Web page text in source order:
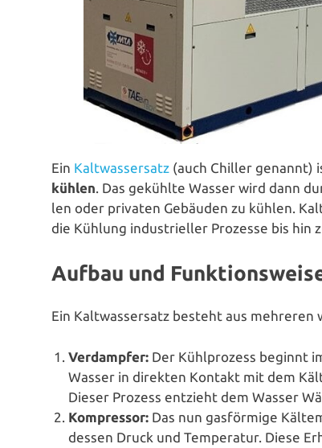
Ein Kalt­was­ser­satz (auch Chiller genannt)
kühlen . Das gekühlte Wasser wird dann
len oder privaten Gebäuden zu kühlen.
die Kühlung indus­tri­el­ler Prozesse bis hin
Aufbau und
Ein Kalt­was­ser­satz besteht aus
Ver­damp­fer: Der Kühl­pro­zess beginnt
Wasser in direkten Kontakt mit dem
Dieser Prozess entzieht dem Wasser
Kom­pres­sor: Das nun gas­för­mi­ge
dessen Druck und Tem­pe­ra­tur. Diese